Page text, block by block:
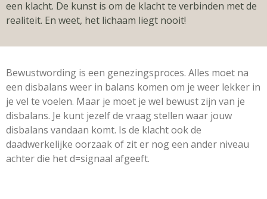
een klacht. De kunst is om de klacht te verbinden met de
realiteit. En weet, het lichaam liegt nooit!
Bewustwording is een genezingsproces. Alles moet na
een disbalans weer in balans komen om je weer lekker in
je vel te voelen. Maar je moet je wel bewust zijn van je
disbalans. Je kunt jezelf de vraag stellen waar jouw
disbalans vandaan komt. Is de klacht ook de
daadwerkelijke oorzaak of zit er nog een ander niveau
achter die het d=signaal afgeeft.